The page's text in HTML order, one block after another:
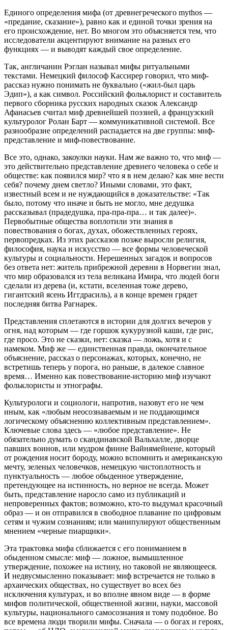
Единого определения мифа (от древнегреческого mythos —
«предание, сказание»), равно как и единой точки зрения на
его происхождение, нет. Во многом это объясняется тем, что
исследователи акцентируют внимание на разных его
функциях — и выводят каждый свое определение.
Так, англичанин Рэглан называл мифы ритуальными
текстами. Немецкий философ Кассирер говорил, что миф-
рассказ нужно понимать не буквально («жил-был царь
Эдип»), а как символ. Российский фольклорист и составитель
первого сборника русских народных сказок Александр
Афанасьев считал миф древнейшей поэзией, а французский
культуролог Ролан Барт — коммуникативной системой. Все
разнообразие определений распадается на две группы: миф-
представление и миф-повествование.
Все это, однако, закоулки науки. Нам же важно то, что миф —
это действительно представление древнего человека о себе и
обществе: как появился мир? что я в нем делаю? как мне вести
себя? почему днем светло? Иными словами, это факт,
известный всем и не нуждающийся в доказательстве: «Так
было, потому что иначе и быть не могло, мне дедушка
рассказывал (прадедушка, пра-пра-пра… и так далее)».
Первобытные общества воплотили эти знания в
повествования о богах, духах, обожествленных героях,
первопредках. Из этих рассказов позже выросли религия,
философия, наука и искусство — все формы человеческой
культуры и социальности. Нерешенных загадок и вопросов
без ответа нет: житель прибрежной деревни в Норвегии знал,
что мир образовался из тела великана Имира, что людей боги
сделали из дерева (и, кстати, вселенная тоже дерево,
гигантский ясень Иггдрасиль), а в конце времен грядет
последняя битва Рагнарек.
Представления сплетаются в истории для долгих вечеров у
огня, над которым — где горшок кукурузной каши, где рис,
где просо. Это не сказки, нет: сказка — ложь, хотя и с
намеком. Миф же — единственная правда, окончательное
объяснение, рассказ о персонажах, которых, конечно, не
встретишь теперь у порога, но раньше, в далекое славное
время… Именно как повествование-историю миф изучают
фольклористы и этнографы.
Культурологи и социологи, напротив, назовут его не чем
иным, как «любым неосознаваемым и не поддающимся
логическому объяснению коллективным представлением».
Ключевые слова здесь — «любое представление». Не
обязательно думать о скандинавской Вальхалле, дворце
павших воинов, или мудром финне Вайнямейнене, который
от рождения носит бороду, можно вспомнить и американскую
мечту, зеленых человечков, немецкую чистоплотность и
пунктуальность — любое обыденное утверждение,
претендующее на истинность, но верное не всегда. Может
быть, представление наросло само из публикаций и
непроверенных фактов; возможно, кто-то выдумал красочный
образ — и он отправился в свободное плавание по цифровым
сетям и чужим сознаниям; или манипулируют общественным
мнением «черные пиарщики».
Эта трактовка мифа сближается с его пониманием в
обыденном смысле: миф — ложное, вымышленное
утверждение, похожее на истину, но таковой не являющееся.
И недвусмысленно показывает: миф встречается не только в
архаических обществах, но существует во всех без
исключения культурах, и во вполне явном виде — в форме
мифов политической, общественной жизни, науки, массовой
культуры, национального самосознания и тому подобное. Во
все времена люди творили мифы. Сначала — о богах и героях,